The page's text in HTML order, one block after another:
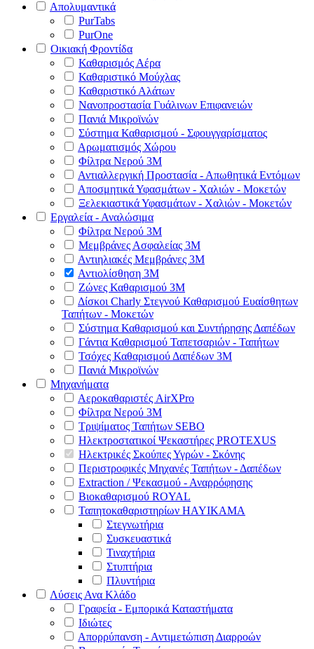
Απολυμαντικά
PurTabs
PurOne
Οικιακή Φροντίδα
Καθαρισμός Αέρα
Καθαριστικό Μούχλας
Καθαριστικό Αλάτων
Νανοπροστασία Γυάλινων Επιφανειών
Πανιά Μικροϊνών
Σύστημα Καθαρισμού - Σφουγγαρίσματος
Αρωματισμός Χώρου
Φίλτρα Νερού 3Μ
Αντιαλλεργική Προστασία - Απωθητικά Εντόμων
Αποσμητικά Υφασμάτων - Χαλιών - Μοκετών
Ξελεκιαστικά Υφασμάτων - Χαλιών - Μοκετών
Εργαλεία - Αναλώσιμα
Φίλτρα Νερού 3Μ
Μεμβράνες Ασφαλείας 3Μ
Αντιηλιακές Μεμβράνες 3Μ
Αντιολίσθηση 3Μ
Ζώνες Καθαρισμού 3Μ
Δίσκοι Charly Στεγνού Καθαρισμού Ευαίσθητων
Ταπήτων - Μοκετών
Σύστημα Καθαρισμού και Συντήρησης Δαπέδων
Γάντια Καθαρισμού Ταπετσαριών - Ταπήτων
Τσόχες Καθαρισμού Δαπέδων 3Μ
Πανιά Μικροϊνών
Μηχανήματα
Αεροκαθαριστές AirXPro
Φίλτρα Νερού 3M
Τριψίματος Ταπήτων SEBO
Ηλεκτροστατικοί Ψεκαστήρες PROTEXUS
Ηλεκτρικές Σκούπες Υγρών - Σκόνης
Περιστροφικές Μηχανές Ταπήτων - Δαπέδων
Extraction / Ψεκασμού - Αναρρόφησης
Βιοκαθαρισμού ROYAL
Ταπητοκαθαριστηρίων HAYIKAMA
Στεγνωτήρια
Συσκευαστικά
Τιναχτήρια
Στυπτήρια
Πλυντήρια
Λύσεις Ανα Κλάδο
Γραφεία - Εμπορικά Καταστήματα
Ιδιώτες
Απορρύπανση - Αντιμετώπιση Διαρροών